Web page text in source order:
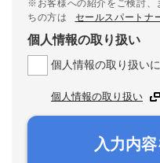
※お客様への紹介をご検討、
ちの方は
セールスパートナ
個人情報の取り扱い
個人情報の取り扱い
個人情報の取り扱い
入力内